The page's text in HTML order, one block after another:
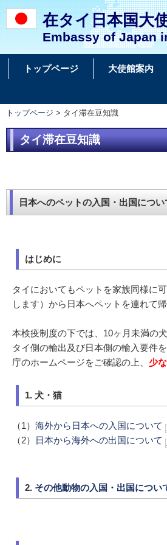
在タイ日本国大
Embassy of Japan
トップページ 大使館案内
トップページ > タイ滞在豆知識
タイ滞在豆知識
日本へのペットの入国・出国につい
はじめに
タイにおいてもペットを家族同様に
します）から日本へペットを連れて
本検疫制度の下では、10ヶ月未満の
タイ側の輸出及び日本側の輸入要件
庁のホームページをご確認の上、 少
1. 犬・猫
（1） 海外から日本への入国について
（2）
日本から海外への出国について
2. その他動物の入国・出国につい